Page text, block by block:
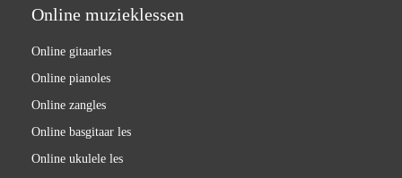
Online muzieklessen
Online gitaarles
Online pianoles
Online zangles
Online basgitaar les
Online ukulele les